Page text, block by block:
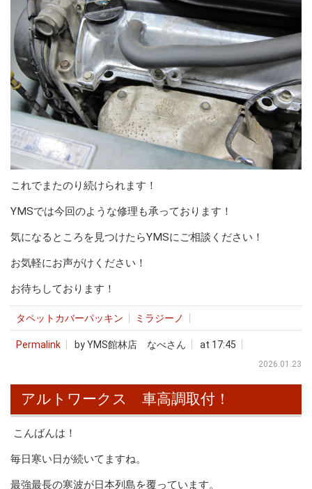
これでまたのり続けられます！
YMSでは今回のような修理も承っております！
気になるところを見つけたらYMSにご相談ください！
お気軽にお声がけください！
お待ちしております！
タペットカバーパッキン ミラジーノ
Permalink by YMS館林店 なべさん at 17:45
2026.01.23
アルトワークス 車高調取付！
こんばんは！
毎日寒い日が続いてますね。
最強最長の寒波が日本列島を覆っています。